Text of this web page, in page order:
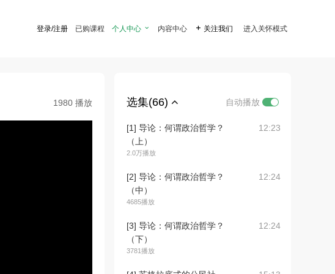
登录/注册 已购课程 个人中心  内容中心  关注我们 进入关怀模式
1980 播放 选集(66) 自动播放
[1] 导论：何谓政治哲学？
（上）
2.0万播放
12:23
[2] 导论：何谓政治哲学？
（中）
4685播放
12:24
[3] 导论：何谓政治哲学？
（下）
3781播放
12:24